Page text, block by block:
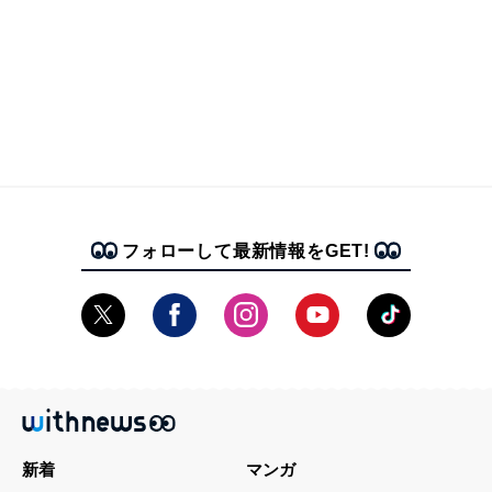
フォローして最新情報をGET!
新着 マンガ